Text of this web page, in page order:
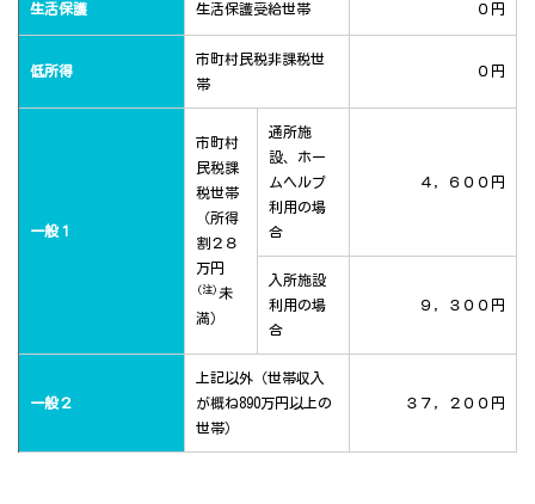
生活保護 生活保護受給世帯 ０円
低所得
市町村民税非課税世
帯
０円
一般１
市町村
民税課
税世帯
（所得
割２８
万円
(注) 未
満）
通所施
設、ホー
ムヘルプ
利用の場
合
４，６００円
入所施設
利用の場
合
９，３００円
一般２
上記以外（世帯収入
が概ね890万円以上の
世帯）
３７，２００円